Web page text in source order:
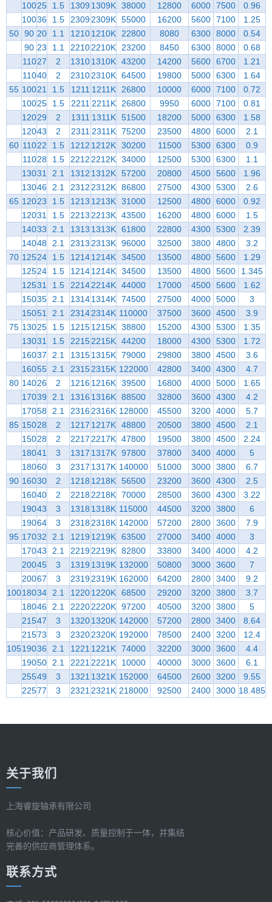
10025 1.5 1309 1309K 38000 12800 6000 7500
0.96
10036 1.5 23092309K 55000 16200 5600 7100
1.25
50 90 20 1.1 12101210K 22800 8080 6300 8000
0.54
90 23 1.1 22102210K 23200 8450 6300 8000
0.68
11027 2 13101310K 43200 14200 5600 6700
1.21
11040 2 23102310K 64500 19800 5000 6300
1.64
55 10021 1.5 1211 1211K 26800 10000 6000 7100
0.72
10025 1.5 2211 2211K 26800 9950 6000 7100
0.81
12029 2 1311 1311K 51500 18200 5000 6300
1.58
12043 2 2311 2311K 75200 23500 4800 6000
2.1
60 11022 1.5 1212 1212K 30200 11500 5300 6300
0.9
11028 1.5 22122212K 34000 12500 5300 6300
1.1
13031 2.1 1312 1312K 57200 20800 4500 5600
1.96
13046 2.1 23122312K 86800 27500 4300 5300
2.6
65 12023 1.5 1213 1213K 31000 12500 4800 6000
0.92
12031 1.5 22132213K 43500 16200 4800 6000
1.5
14033 2.1 1313 1313K 61800 22800 4300 5300
2.39
14048 2.1 23132313K 96000 32500 3800 4800
3.2
70 12524 1.5 12141214K 34500 13500 4800 5600
1.29
12524 1.5 12141214K 34500 13500 4800 5600
1.345
12531 1.5 22142214K 44000 17000 4500 5600
1.62
15035 2.1 13141314K 74500 27500 4000 5000
3
15051 2.1 23142314K 110000 37500 3600 4500
3.9
75 13025 1.5 12151215K 38800 15200 4300 5300
1.35
13031 1.5 22152215K 44200 18000 4300 5300
1.72
16037 2.1 13151315K 79000 29800 3800 4500
3.6
16055 2.1 23152315K 122000 42800 3400 4300
4.7
80 14026 2 12161216K 39500 16800 4000 5000
1.65
17039 2.1 1316 1316K 88500 32800 3600 4300
4.2
17058 2.1 23162316K 128000 45500 3200 4000
5.7
85 15028 2 1217 1217K 48800 20500 3800 4500
2.1
15028 2 22172217K 47800 19500 3800 4500
2.24
18041 3 1317 1317K 97800 37800 3400 4000
5
18060 3 2317 1317K 140000 51000 3000 3800
6.7
90 16030 2 1218 1218K 56500 23200 3600 4300
2.5
16040 2 22182218K 70000 28500 3600 4300
3.22
19043 3 1318 1318K 115000 44500 3200 3800
6
19064 3 23182318K 142000 57200 2800 3600
7.9
95 17032 2.1 1219 1219K 63500 27000 3400 4000
3
17043 2.1 22192219K 82800 33800 3400 4000
4.2
20045 3 1319 1319K 132000 50800 3000 3600
7
20067 3 23192319K 162000 64200 2800 3400
9.2
10018034 2.1 12201220K 68500 29200 3200 3800
3.7
18046 2.1 22202220K 97200 40500 3200 3800
5
21547 3 13201320K 142000 57200 2800 3400
8.64
21573 3 23202320K 192000 78500 2400 3200
12.4
10519036 2.1 1221 1221K 74000 32200 3000 3600
4.4
19050 2.1 22212221K 10000 40000 3000 3600
6.1
25549 3 1321 1321K 152000 64500 2600 3200
9.55
22577 3 23212321K 218000 92500 2400 3000 18.485
关于我们
上海睿旋轴承有限公司
核心价值：产品研发、质量控制于一体，并集结
完善的供应商管理体系。
联系方式